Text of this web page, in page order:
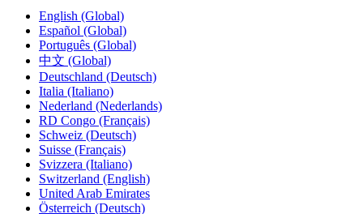
English (Global)
Español (Global)
Português (Global)
中文 (Global)
Deutschland (Deutsch)
Italia (Italiano)
Nederland (Nederlands)
RD Congo (Français)
Schweiz (Deutsch)
Suisse (Français)
Svizzera (Italiano)
Switzerland (English)
United Arab Emirates
Österreich (Deutsch)